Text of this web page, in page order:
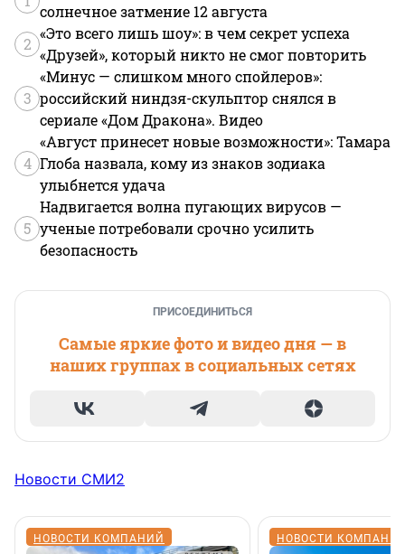
солнечное затмение 12 августа
2
«Это всего лишь шоу»: в чем секрет успеха
«Друзей», который никто не смог повторить
3
«Минус — слишком много спойлеров»:
российский ниндзя-скульптор снялся в
сериале «Дом Дракона». Видео
4
«Август принесет новые возможности»: Тамара
Глоба назвала, кому из знаков зодиака
улыбнется удача
5
Надвигается волна пугающих вирусов —
ученые потребовали срочно усилить
безопасность
ПРИСОЕДИНИТЬСЯ
Самые яркие фото и видео дня — в
наших группах в социальных сетях
Новости СМИ2
НОВОСТИ КОМПАНИЙ НОВОСТИ